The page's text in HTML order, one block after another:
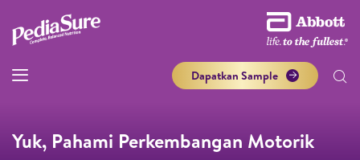
Dapatkan Sample
Yuk, Pahami Perkembangan Motorik